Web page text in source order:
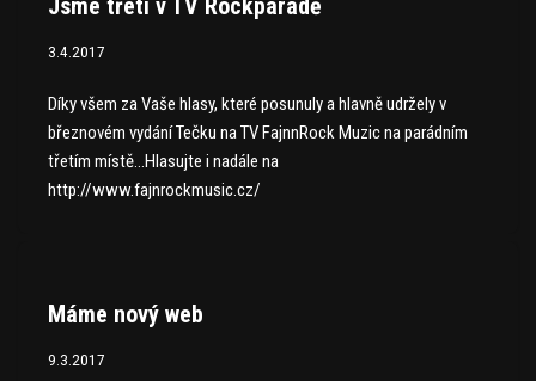
Jsme třetí v TV Rockparádě
3.4.2017
Díky všem za Vaše hlasy, které posunuly a hlavně udržely v
březnovém vydání Tečku na TV FajnnRock Muzic na parádním
třetím místě…Hlasujte i nadále na
http://www.fajnrockmusic.cz/
Máme nový web
9.3.2017